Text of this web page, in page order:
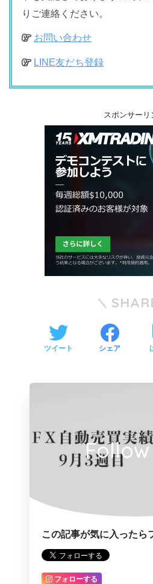
りご連絡ください。
お問い合わせ
LINE友だち登録
スポンサーリ
ツイート シェア
この記事が気に入ったら
フォローする